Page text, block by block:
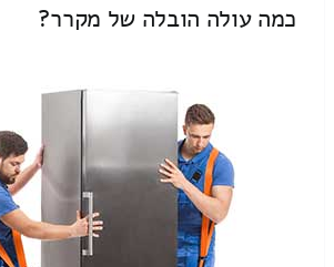
כמה עולה הובלה של מקרר?